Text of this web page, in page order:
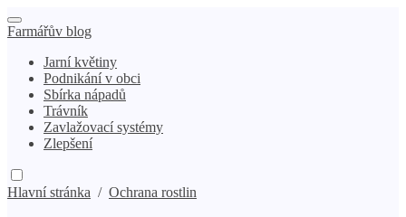
Farmářův blog
Jarní květiny
Podnikání v obci
Sbírka nápadů
Trávník
Zavlažovací systémy
Zlepšení
Hlavní stránka / Ochrana rostlin